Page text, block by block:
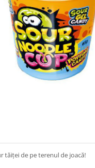
tăiței de pe terenul de joacă!